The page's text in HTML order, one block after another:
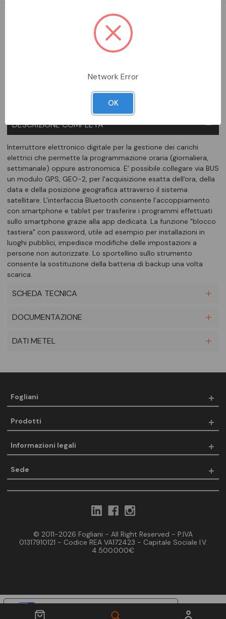
DESCRIZIONE COMPLETA
Interruttore elettronico digitale per la gestione dei carichi
elettrici che permette la programmazione oraria (giornaliera,
settimanale) oppure astronomica. E' possibile collegare via BUS
un modulo GPS, GEO-2, per l'acquisizione esatta dell'ora, della
data e della posizione geografica attraverso il sistema
satellitare. L'interfaccia Bluetooth consente l'accoppiamento
con smartphone e tablet per trasferire i programmi effettuati
sullo smartphone grazie alla app dedicata. La funzione "blocco
tastiera" con password, utile ad esempio per installazioni in
luoghi pubblici, impedisce modifiche delle impostazioni a
persone non autorizzate. Lo sportellino sullo strumento
consente la sostituzione della batteria di backup una volta
scarica.
SCHEDA TECNICA
DOCUMENTAZIONE
DATI METEL
Fogliani
Prodotti
Informazioni legali
Sede
© 2011-2026 Fogliani - All Right Reserved - P.IVA
01317910121 - Codice REA VA172423 - Capitale Sociale I.V.
4.500.000€
Network Error
OK